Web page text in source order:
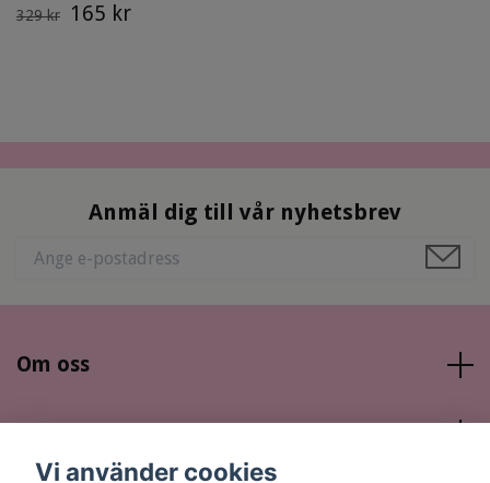
329 kr 165 kr
Anmäl dig till vår nyhetsbrev
Om oss
Vi använder cookies